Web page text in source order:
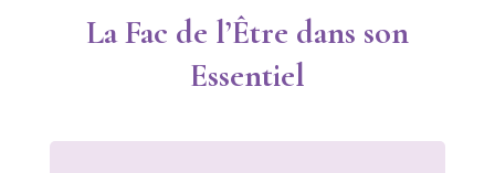
La Fac de l’Être dans son
Essentiel